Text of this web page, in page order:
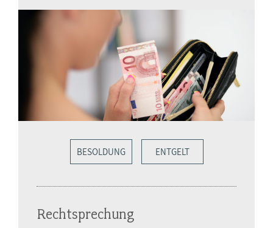
BESOLDUNG ENTGELT
Rechtsprechung